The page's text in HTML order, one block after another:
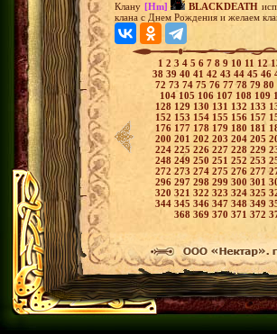
Клану [Hm] BLACKDEATH
клана с Днем Рождения и желаем
1 2 3 4 5 6 7 8 9 10 11 12
38 39 40 41 42 43 44 45 46
72 73 74 75 76 7778 79 80
104105 106 107 108 109
128 129 130 131 132 133
152 153 154 155 156 157
176 177 178 179 180 181
200 201 202 203 204 205
224 225 226 227 228 229
248 249 250 251 252 253
272 273 274 275 276 277
296 297 298 299 300 301
320 321 322 323 324 325
344 345 346 347 348 349
368 369 370 371 372